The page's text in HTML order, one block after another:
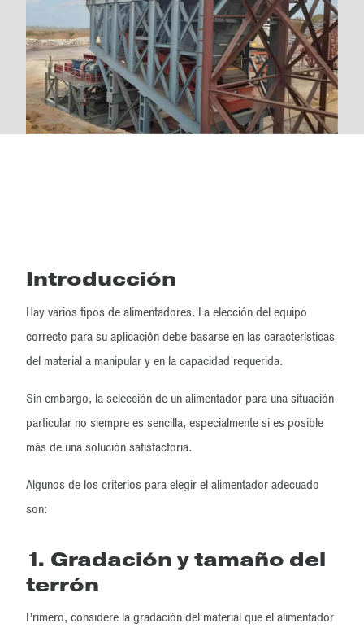
Introducción
Hay varios tipos de alimentadores. La elección del equipo
correcto para su aplicación debe basarse en las características
del material a manipular y en la capacidad requerida.
Sin embargo, la selección de un alimentador para una situación
particular no siempre es sencilla, especialmente si es posible
más de una solución satisfactoria.
Algunos de los criterios para elegir el alimentador adecuado
son:
1. Gradación y tamaño del
terrón
Primero, considere la gradación del material que el alimentador